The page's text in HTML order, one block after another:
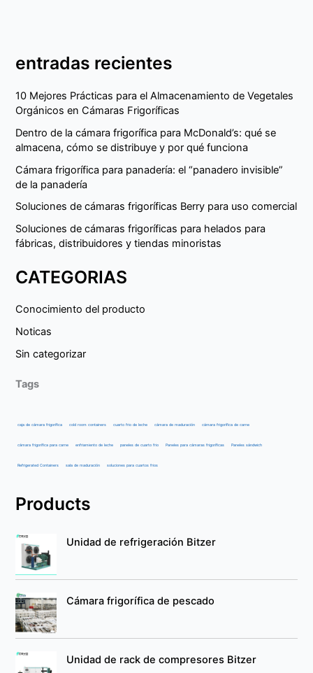
entradas recientes
10 Mejores Prácticas para el Almacenamiento de Vegetales
Orgánicos en Cámaras Frigoríficas
Dentro de la cámara frigorífica para McDonald’s: qué se
almacena, cómo se distribuye y por qué funciona
Cámara frigorífica para panadería: el “panadero invisible”
de la panadería
Soluciones de cámaras frigoríficas Berry para uso comercial
Soluciones de cámaras frigoríficas para helados para
fábricas, distribuidores y tiendas minoristas
CATEGORIAS
Conocimiento del producto
Noticas
Sin categorizar
Tags
caja de cámara frigorífica cold room containers cuarto frio de leche cámara de maduración cámara frigorífica de carne
cámara frigorífica para carne enfriamiento de leche paneles de cuarto frio Paneles para cámaras frigoríficas Paneles sándwich
Refrigerated Containers sala de maduración soluciones para cuartos frios
Products
Unidad de refrigeración Bitzer
Cámara frigorífica de pescado
Unidad de rack de compresores Bitzer